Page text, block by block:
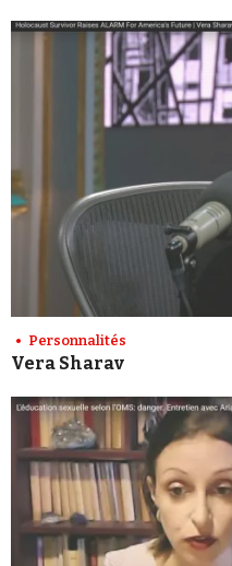
Personnalités
Vera Sharav